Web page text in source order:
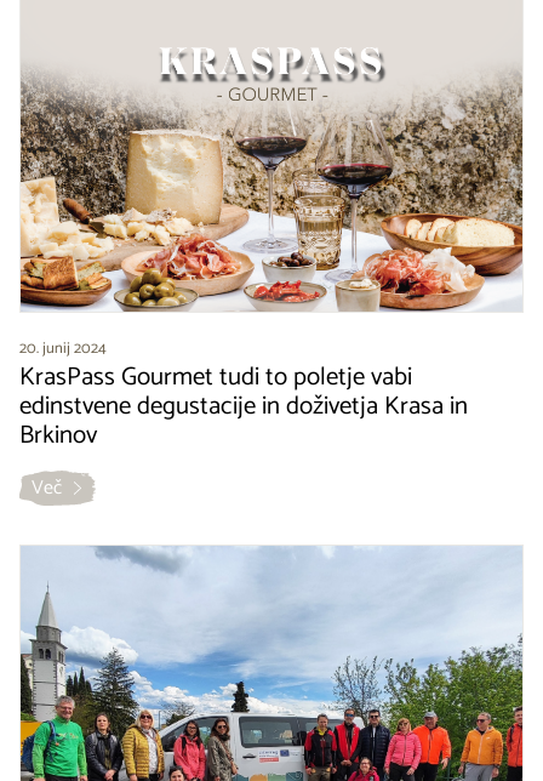
20. junij 2024
KrasPass Gourmet tudi to poletje vabi
edinstvene degustacije in doživetja Krasa in
Brkinov
Več